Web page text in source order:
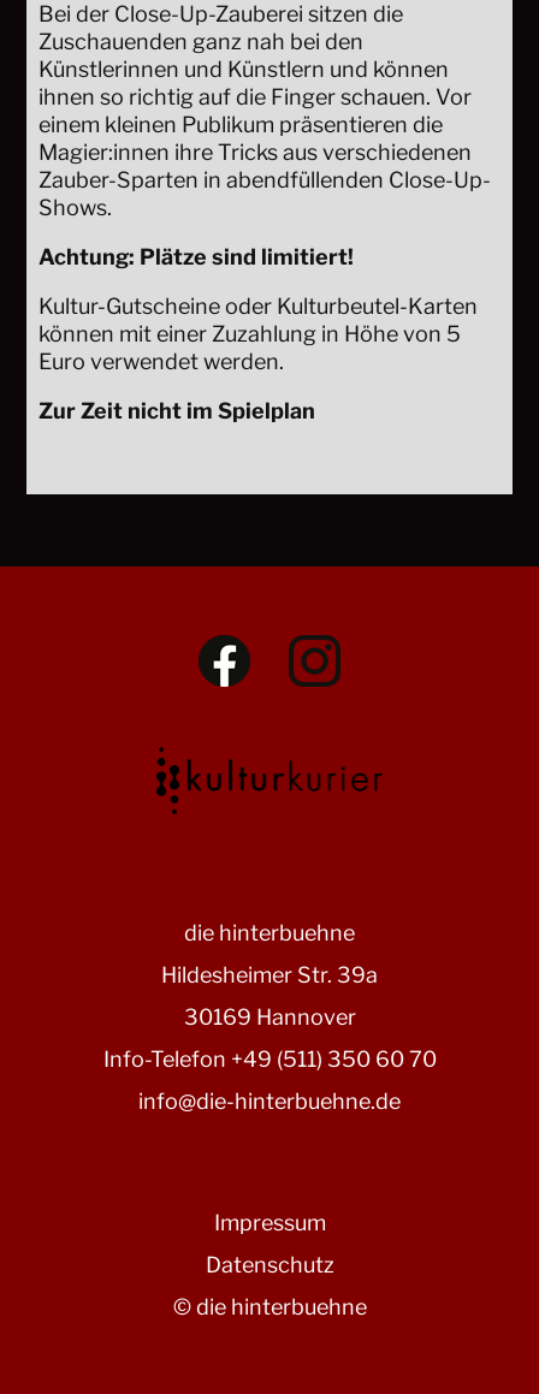
Bei der Close-Up-Zauberei sitzen die
Zuschauenden ganz nah bei den
Künstlerinnen und Künstlern und können
ihnen so richtig auf die Finger schauen. Vor
einem kleinen Publikum präsentieren die
Magier:innen ihre Tricks aus verschiedenen
Zauber-Sparten in abendfüllenden Close-Up-
Shows.
Achtung: Plätze sind limitiert!
Kultur-Gutscheine oder Kulturbeutel-Karten
können mit einer Zuzahlung in Höhe von 5
Euro verwendet werden.
Zur Zeit nicht im Spielplan
die hinterbuehne
Hildesheimer Str. 39a
30169 Hannover
Info-Telefon +49 (511) 350 60 70
info@die-hinterbuehne.de
Impressum
Datenschutz
© die hinterbuehne